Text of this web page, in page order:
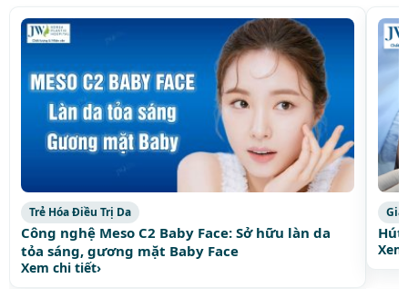
Trẻ Hóa Điều Trị Da
Công nghệ Meso C2 Baby Face: Sở hữu làn da
tỏa sáng, gương mặt Baby Face
Xem chi tiết›
Hút